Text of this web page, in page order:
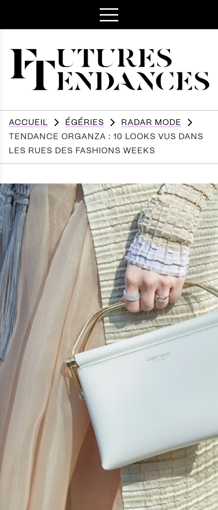
ACCUEIL ÉGÉRIES
RADAR MODE
TENDANCE ORGANZA : 10 LOOKS VUS DANS
LES RUES DES FASHIONS WEEKS